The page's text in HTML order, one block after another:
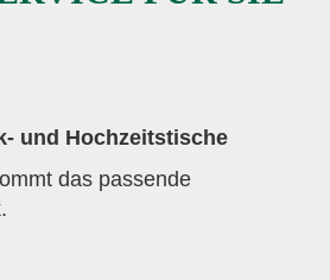
und Hochzeitstische
das passende